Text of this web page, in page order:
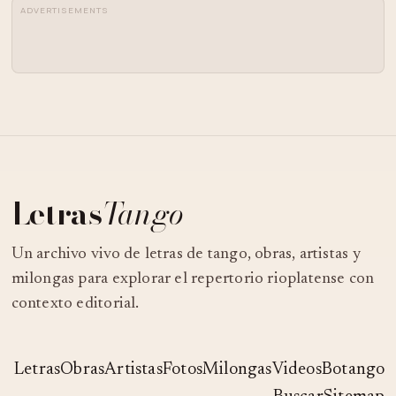
ADVERTISEMENTS
LetrasTango
Un archivo vivo de letras de tango, obras, artistas y
milongas para explorar el repertorio rioplatense con
contexto editorial.
LetrasObrasArtistasFotosMilongasVideosBotango